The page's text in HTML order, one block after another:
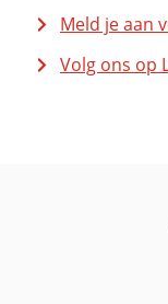
Meld je aan
Volg ons op